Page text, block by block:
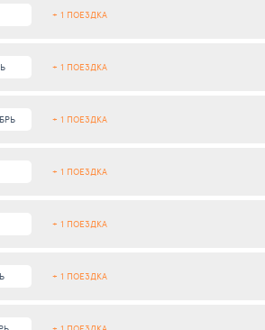
+ 1 ПОЕЗДКА
+ 1 ПОЕЗДКА
+ 1 ПОЕЗДКА
+ 1 ПОЕЗДКА
+ 1 ПОЕЗДКА
+ 1 ПОЕЗДКА